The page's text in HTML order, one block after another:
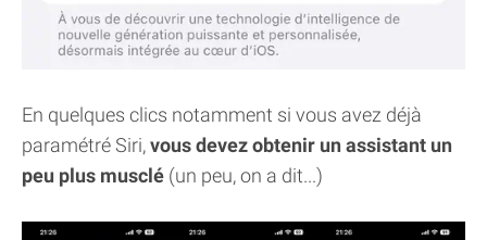
En quelques clics notamment si vous avez déjà
paramétré Siri,vous devez obtenir un assistant un
peu plus musclé (un peu, on a dit...)